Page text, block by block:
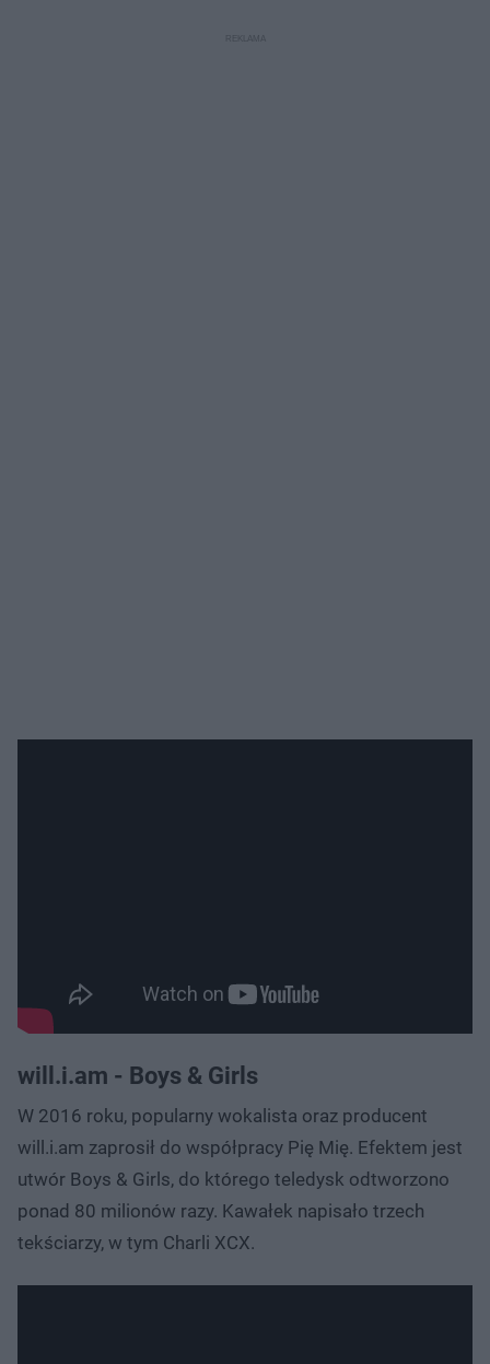
will.i.am - Boys & Girls
W 2016 roku, popularny wokalista oraz producent
will.i.am zaprosił do współpracy Pię Mię. Efektem jest
utwór Boys & Girls, do którego teledysk odtworzono
ponad 80 milionów razy. Kawałek napisało trzech
tekściarzy, w tym Charli XCX.